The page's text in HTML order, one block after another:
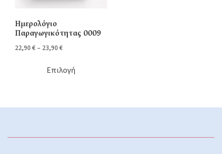
Ημερολόγιο
Παραγωγικότητας 0009
22,90 € – 23,90 €
Επιλογή